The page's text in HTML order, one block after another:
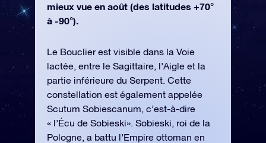
mieux vue en août (des latitudes +70°
à -90°).
Le Bouclier est visible dans la Voie
lactée, entre le Sagittaire, l’Aigle et la
partie inférieure du Serpent. Cette
constellation est également appelée
Scutum Sobiescanum, c’est-à-dire
« l’Écu de Sobieski». Sobieski, roi de la
Pologne, a battu l’Empire ottoman en